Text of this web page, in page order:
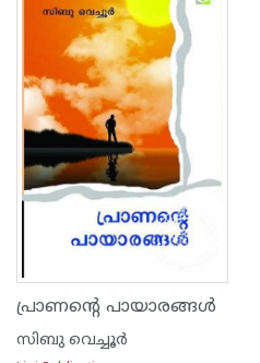
പ്രാണന്റെ പായാരങ്ങള്‍
സിബു വെച്ചൂര്‍